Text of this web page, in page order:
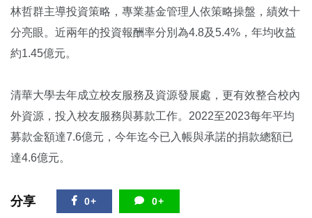
林哲群主導投資策略，專業基金管理人依策略操盤，績效十
分亮眼。近兩年的投資報酬率分別為4.8及5.4%，年均收益
約1.45億元。
清華大學去年成立校友服務及資源發展處，更有效整合校內
外資源，投入校友服務與募款工作。2022至2023每年平均
募款金額達7.6億元，今年迄今已入帳與承諾的捐款總額已
達4.6億元。
分享 0+ 0+